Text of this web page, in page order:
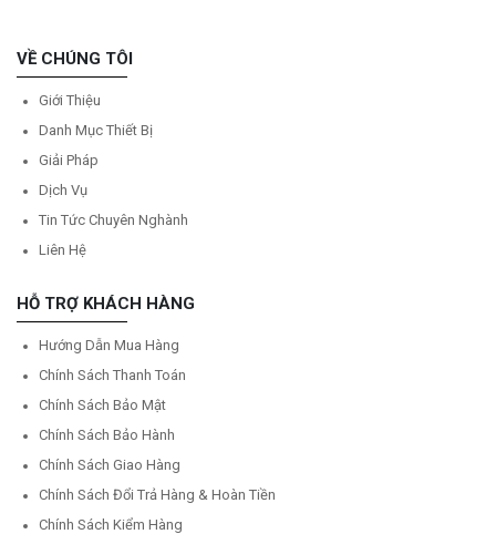
VỀ CHÚNG TÔI
Giới Thiệu
Danh Mục Thiết Bị
Giải Pháp
Dịch Vụ
Tin Tức Chuyên Nghành
Liên Hệ
HỖ TRỢ KHÁCH HÀNG
Hướng Dẫn Mua Hàng
Chính Sách Thanh Toán
Chính Sách Bảo Mật
Chính Sách Bảo Hành
Chính Sách Giao Hàng
Chính Sách Đổi Trả Hàng & Hoàn Tiền
Chính Sách Kiểm Hàng